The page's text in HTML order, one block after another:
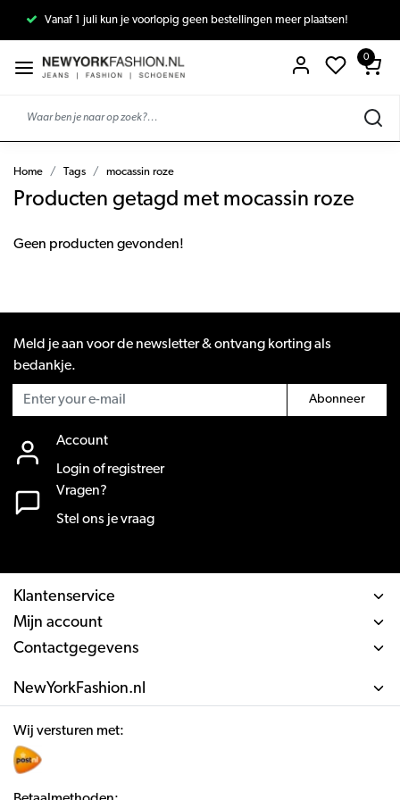
Vanaf 1 juli kun je voorlopig geen bestellingen meer plaatsen!
0
Home Tags mocassin roze
Producten getagd met mocassin roze
Geen producten gevonden!
Meld je aan voor de newsletter & ontvang korting als
bedankje.
Abonneer
Account
Login of registreer
Vragen?
Stel ons je vraag
Klantenservice
Mijn account
Contactgegevens
NewYorkFashion.nl
Wij versturen met: